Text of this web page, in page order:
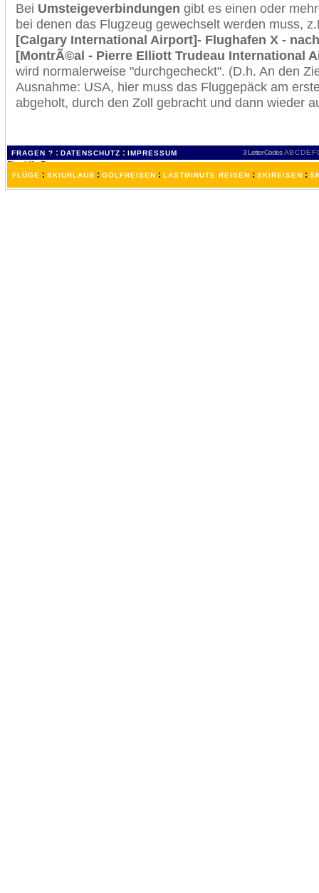
Bei Umsteigeverbindungen gibt es einen oder
bei denen das Flugzeug gewechselt werden muss,
[Calgary International Airport]- Flughafen X -
[MontrÃ©al - Pierre Elliott Trudeau International
wird normalerweise "durchgecheckt". (D.h. An den
Ausnahme: USA, hier muss das Fluggepäck am
abgeholt, durch den Zoll gebracht und dann wieder
FRAGEN ? : DATENSCHUTZ : IMPRESSUM 3 Letter-Codes ABCDEF
FLÜGE : SKIURLAUB : GOLFREISEN : LASTMINUTE REISEN : SKIREISEN :